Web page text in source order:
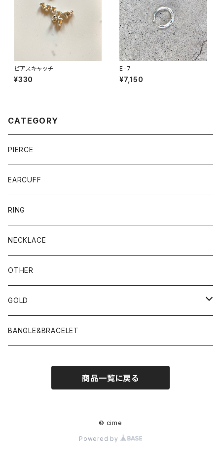
ピアスキャッチ
¥330
E-7
¥7,150
CATEGORY
PIERCE
EARCUFF
RING
NECKLACE
OTHER
GOLD
PIERCE
BANGLE&BRACELET
商品一覧に戻る
© cime
Powered by